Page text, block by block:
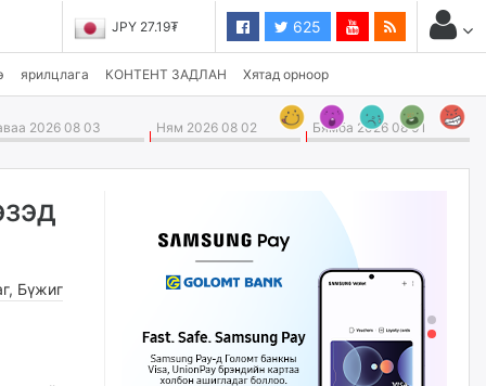
CHF 3,824.26₮ 625
ярилцлага КОНТЕНТ ЗАДЛАН Хятад орноор
2026 08 03 Ням 2026 08 02 Бямба 2026 08 01
, Бүжиг